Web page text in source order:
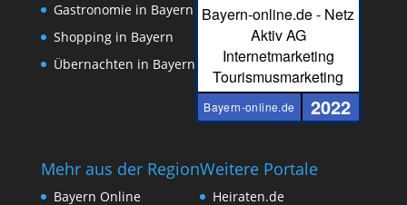
Gastronomie in Bayern
Shopping in Bayern
Übernachten in Bayern
Bayern-online.de - Netz
Aktiv AG
Internetmarketing
Tourismusmarketing
Bayern-online.de 2022
Mehr aus der Region
Bayern Online
Weitere Portale
Heiraten.de